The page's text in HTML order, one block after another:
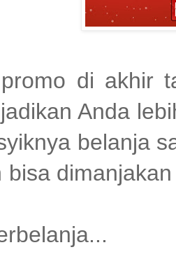
di akhir
Anda
belanja
bisa